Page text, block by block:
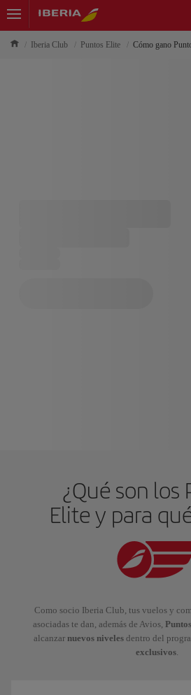
Iberia Club Puntos Elite Cómo gano
¿Qué son los
Elite y para
Como socio Iberia Club, tus vuelos y
asociadas te dan, además de Avios,
alcanzar nuevos nivelesdentro del
exclusivos.